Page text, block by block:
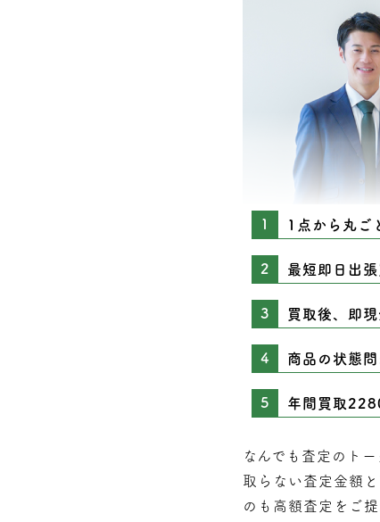
1点から丸ご
最短即日出張
買取後、即
商品の状態
年間買取
なんでも査定のト
取らない査定 金額
のも高額査定をご